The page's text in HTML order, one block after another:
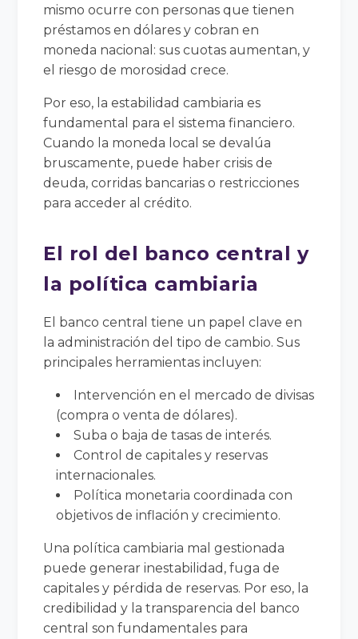
mismo ocurre con personas que tienen
préstamos en dólares y cobran en
moneda nacional: sus cuotas aumentan, y
el riesgo de morosidad crece.
Por eso, la estabilidad cambiaria es
fundamental para el sistema financiero.
Cuando la moneda local se devalúa
bruscamente, puede haber crisis de
deuda, corridas bancarias o restricciones
para acceder al crédito.
El rol del banco central y
la política cambiaria
El banco central tiene un papel clave en
la administración del tipo de cambio. Sus
principales herramientas incluyen:
Intervención en el mercado de divisas
(compra o venta de dólares).
Suba o baja de tasas de interés.
Control de capitales y reservas
internacionales.
Política monetaria coordinada con
objetivos de inflación y crecimiento.
Una política cambiaria mal gestionada
puede generar inestabilidad, fuga de
capitales y pérdida de reservas. Por eso, la
credibilidad y la transparencia del banco
central son fundamentales para